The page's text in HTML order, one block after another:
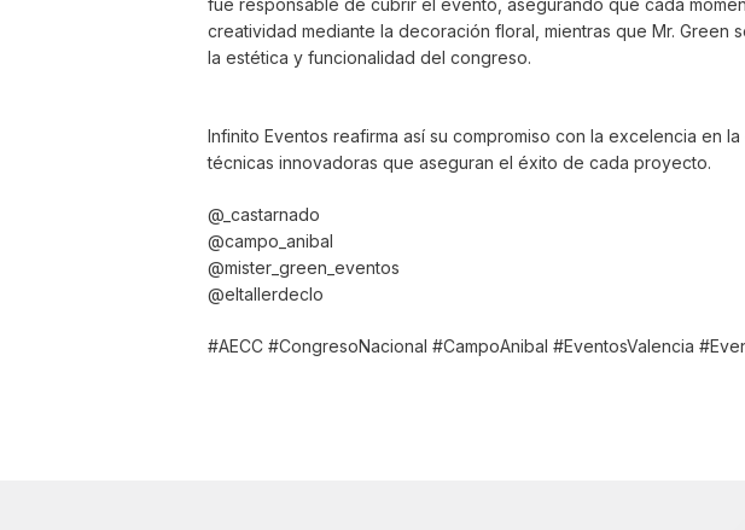
fue responsable de cubrir el evento, asegurando que cada
creatividad mediante la decoración floral, mientras que Mr.
la estética y funcionalidad del congreso.
Infinito Eventos reafirma así su compromiso con la excelencia
técnicas innovadoras que aseguran el éxito de cada proyecto.
@_castarnado
@campo_anibal
@mister_green_eventos
@eltallerdeclo
#AECC #CongresoNacional #CampoAnibal #EventosValencia